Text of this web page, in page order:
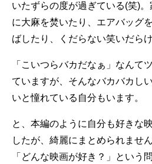
いたずらの度が過ぎている(笑)
に大麻を焚いたり、エアバッグ
ばしたり、くだらない笑いだらけ
「こいつらバカだなぁ」なんて
ていますが、そんなバカバカし
いと憧れている自分もいます。
と、本編のように自分も好きな
したが、綺麗にまとめられませ
「どんな映画が好き？」という